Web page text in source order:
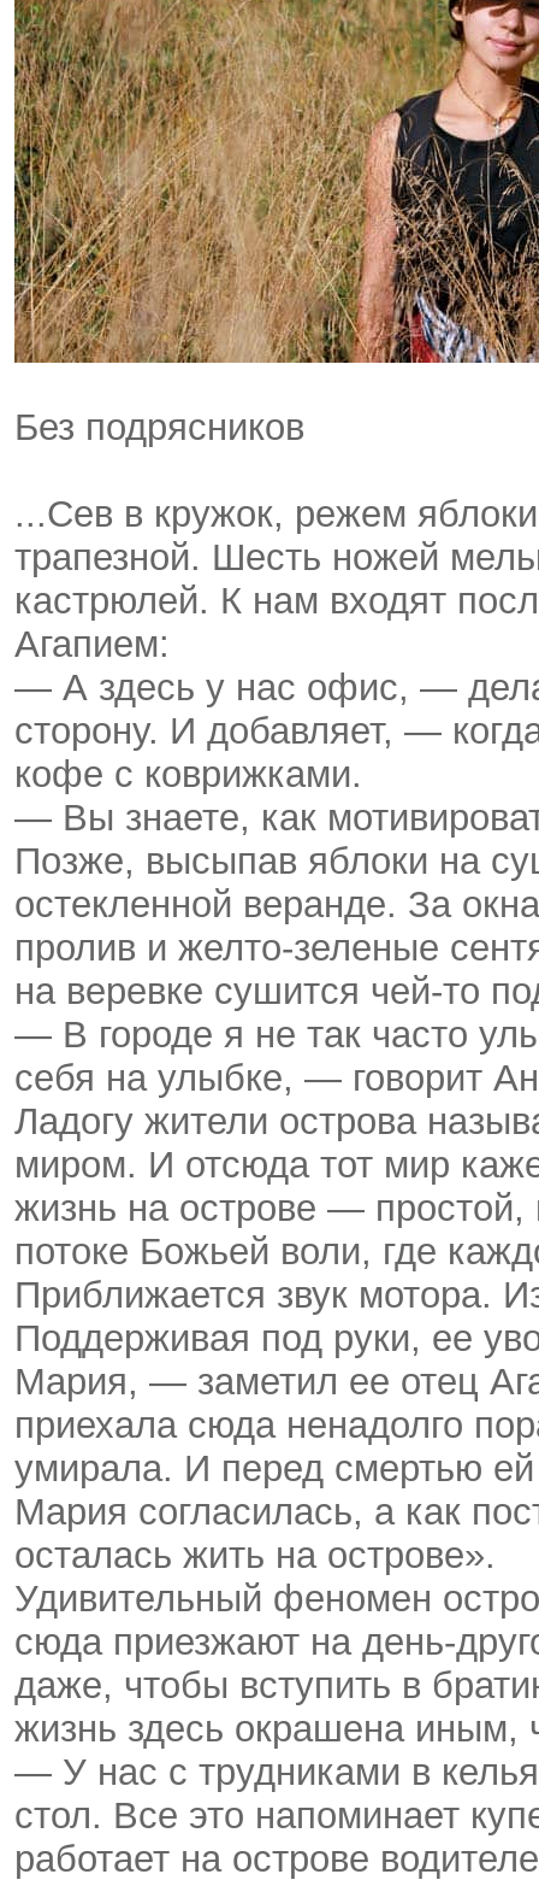
Без подрясников
...Сев в кружок, режем
трапезной. Шесть ножей
кастрюлей. К нам входят
Агапием:
— А здесь у нас офис, —
сторону. И добавляет, —
кофе с коврижками.
— Вы знаете, как
Позже, высыпав яблоки на
остекленной веранде. За
пролив и желто-зеленые
на веревке сушится чей-то
— В городе я не так часто
себя на улыбке, — говорит
Ладогу жители острова
миром. И отсюда тот мир
жизнь на острове — простой,
потоке Божьей воли, где
Приближается звук мотора.
Поддерживая под руки, ее
Мария, — заметил ее отец
приехала сюда ненадолго
умирала. И перед смертью ей
Мария согласилась, а как
осталась жить на острове».
Удивительный феномен
сюда приезжают на день-
даже, чтобы вступить в
жизнь здесь окрашена
— У нас с трудниками в
стол. Все это напоминает
работает на острове